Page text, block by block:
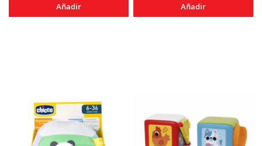
Añadir Añadir